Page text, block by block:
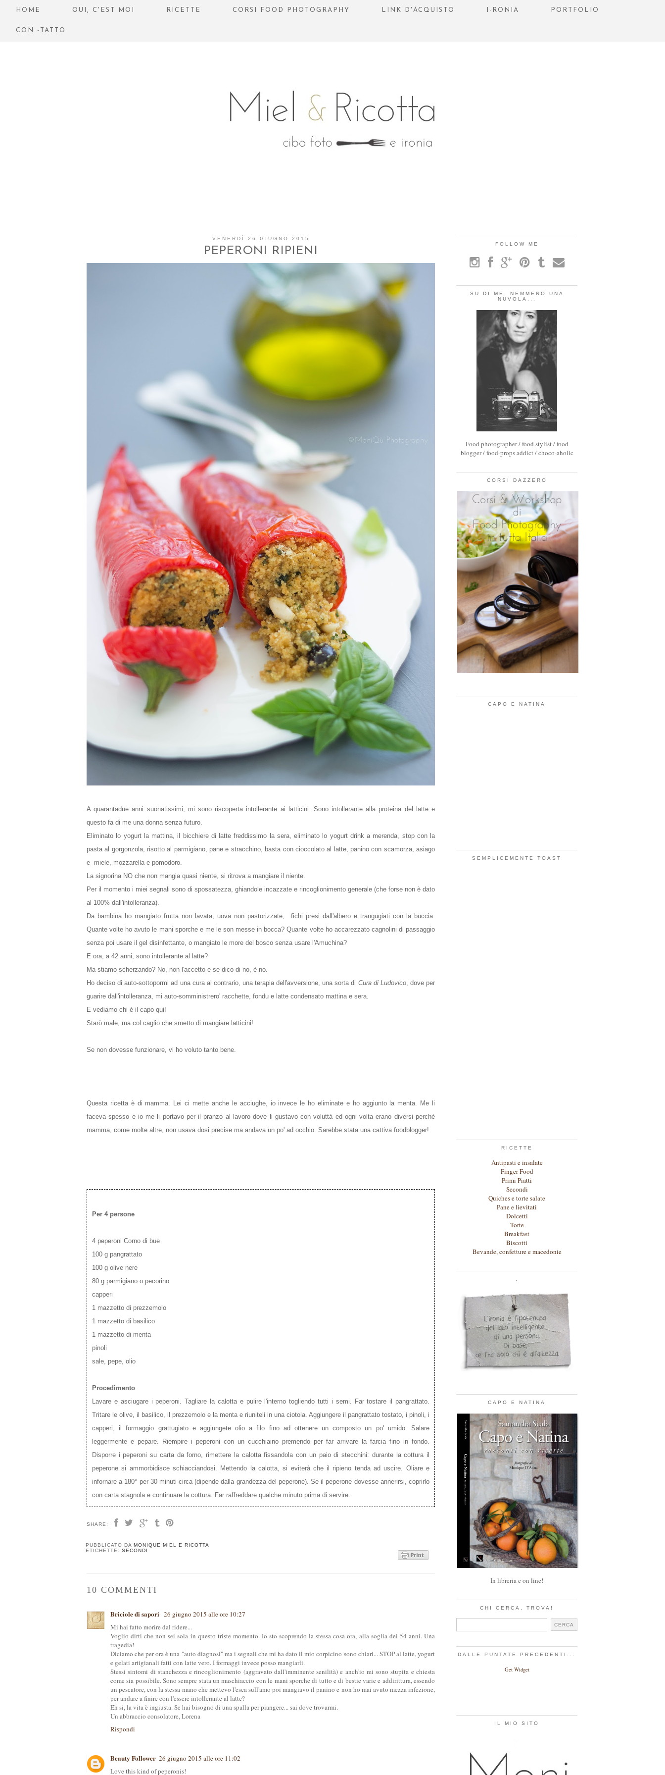
HOME OUI, C'EST MOI RICETTE CORSI FOOD PHOTOGRAPHY LINK D'ACQUISTO I-RONIA PORTFOLIO
CON -TATTO
VENERDÌ 26 GIUGNO 2015
PEPERONI RIPIENI
A quarantadue anni suonatissimi, mi sono riscoperta intollerante ai latticini. Sono intollerante alla proteina del latte e
questo fa di me una donna senza futuro.
Eliminato lo yogurt la mattina, il bicchiere di latte freddissimo la sera, eliminato lo yogurt drink a merenda, stop con la
pasta al gorgonzola, risotto al parmigiano, pane e stracchino, basta con cioccolato al latte, panino con scamorza, asiago
e miele, mozzarella e pomodoro.
La signorina NO che non mangia quasi niente, si ritrova a mangiare il niente.
Per il momento i miei segnali sono di spossatezza, ghiandole incazzate e rincoglionimento generale (che forse non è dato
al 100% dall'intolleranza).
Da bambina ho mangiato frutta non lavata, uova non pastorizzate, fichi presi dall'albero e trangugiati con la buccia.
Quante volte ho avuto le mani sporche e me le son messe in bocca? Quante volte ho accarezzato cagnolini di passaggio
senza poi usare il gel disinfettante, o mangiato le more del bosco senza usare l'Amuchina?
E ora, a 42 anni, sono intollerante al latte?
Ma stiamo scherzando? No, non l'accetto e se dico di no, è no.
Ho deciso di auto-sottopormi ad una cura al contrario, una terapia dell'avversione, una sorta di Cura di Ludovico, dove per
guarire dall'intolleranza, mi auto-somministrero' racchette, fondu e latte condensato mattina e sera.
E vediamo chi è il capo qui!
Starò male, ma col caglio che smetto di mangiare latticini!
Se non dovesse funzionare, vi ho voluto tanto bene.
Questa ricetta è di mamma. Lei ci mette anche le acciughe, io invece le ho eliminate e ho aggiunto la menta. Me li
faceva spesso e io me li portavo per il pranzo al lavoro dove li gustavo con voluttà ed ogni volta erano diversi perché
mamma, come molte altre, non usava dosi precise ma andava un po' ad occhio. Sarebbe stata una cattiva foodblogger!
Per 4 persone
4 peperoni Corno di bue
100 g pangrattato
100 g olive nere
80 g parmigiano o pecorino
capperi
1 mazzetto di prezzemolo
1 mazzetto di basilico
1 mazzetto di menta
pinoli
sale, pepe, olio
Procedimento
Lavare e asciugare i peperoni. Tagliare la calotta e pulire l'interno togliendo tutti i semi. Far tostare il pangrattato.
Tritare le olive, il basilico, il prezzemolo e la menta e riuniteli in una ciotola. Aggiungere il pangrattato tostato, i pinoli, i
capperi, il formaggio grattugiato e aggiungete olio a filo fino ad ottenere un composto un po' umido. Salare
leggermente e pepare. Riempire i peperoni con un cucchiaino premendo per far arrivare la farcia fino in fondo.
Disporre i peperoni su carta da forno, rimettere la calotta fissandola con un paio di stecchini: durante la cottura il
peperone si ammorbidisce schiacciandosi. Mettendo la calotta, si eviterà che il ripieno tenda ad uscire. Oliare e
infornare a 180° per 30 minuti circa (dipende dalla grandezza del peperone). Se il peperone dovesse annerirsi, coprirlo
con carta stagnola e continuare la cottura. Far raffreddare qualche minuto prima di servire.
SHARE:
PUBBLICATO DA MONIQUE MIEL E RICOTTA
ETICHETTE: SECONDI
10 COMMENTI
Briciole di sapori 26 giugno 2015 alle ore 10:27
Mi hai fatto morire dal ridere...
Voglio dirti che non sei sola in questo triste momento. Io sto scoprendo la stessa cosa ora, alla soglia dei 54 anni. Una
tragedia!
Diciamo che per ora è una "auto diagnosi" ma i segnali che mi ha dato il mio corpicino sono chiari... STOP al latte, yogurt
e gelati artigianali fatti con latte vero. I formaggi invece posso mangiarli.
Stessi sintomi di stanchezza e rincoglionimento (aggravato dall'imminente senilità) e anch'io mi sono stupita e chiesta
come sia possibile. Sono sempre stata un maschiaccio con le mani sporche di tutto e di bestie varie e addirittura, essendo
un pescatore, con la stessa mano che mettevo l'esca sull'amo poi mangiavo il panino e non ho mai avuto mezza infezione,
per andare a finire con l'essere intollerante al latte?
Eh si, la vita è ingiusta. Se hai bisogno di una spalla per piangere... sai dove trovarmi.
Un abbraccio consolatore, Lorena
Rispondi
Beauty Follower 26 giugno 2015 alle ore 11:02
Love this kind of peperonis!
FOLLOW ME
SU DI ME, NEMMENO UNA
NUVOLA...
Food photographer / food stylist / food
blogger / food-props addict / choco-aholic
CORSI DAZZERO
CAPO E NATINA
SEMPLICEMENTE TOAST
RICETTE
Antipasti e insalate
Finger Food
Primi Piatti
Secondi
Quiches e torte salate
Pane e lievitati
Dolcetti
Torte
Breakfast
Biscotti
Bevande, confetture e macedonie
.
CAPO E NATINA
In libreria e on line!
CHI CERCA, TROVA!
DALLE PUNTATE PRECEDENTI...
Get Widget
IL MIO SITO